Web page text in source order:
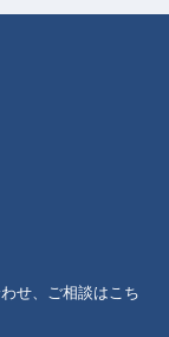
せ、ご相談はこち